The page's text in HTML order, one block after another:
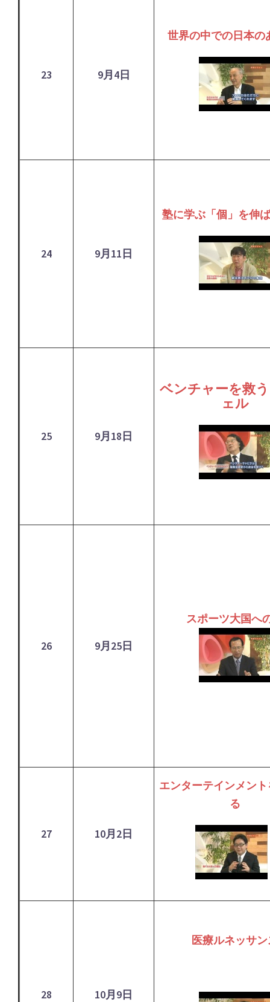
23 9月4日
世界の中での日本の
24 9月11日
塾に学ぶ「個」を伸
25 9月18日
ベンチャーを救
ェル
26 9月25日
スポーツ大国へ
27 10月2日
エンターテインメン
る
28 10月9日
医療ルネッサ